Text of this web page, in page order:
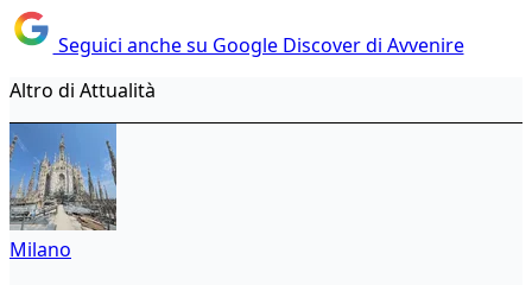
Seguici anche su Google Discover di Avvenire
Altro di Attualità
Milano